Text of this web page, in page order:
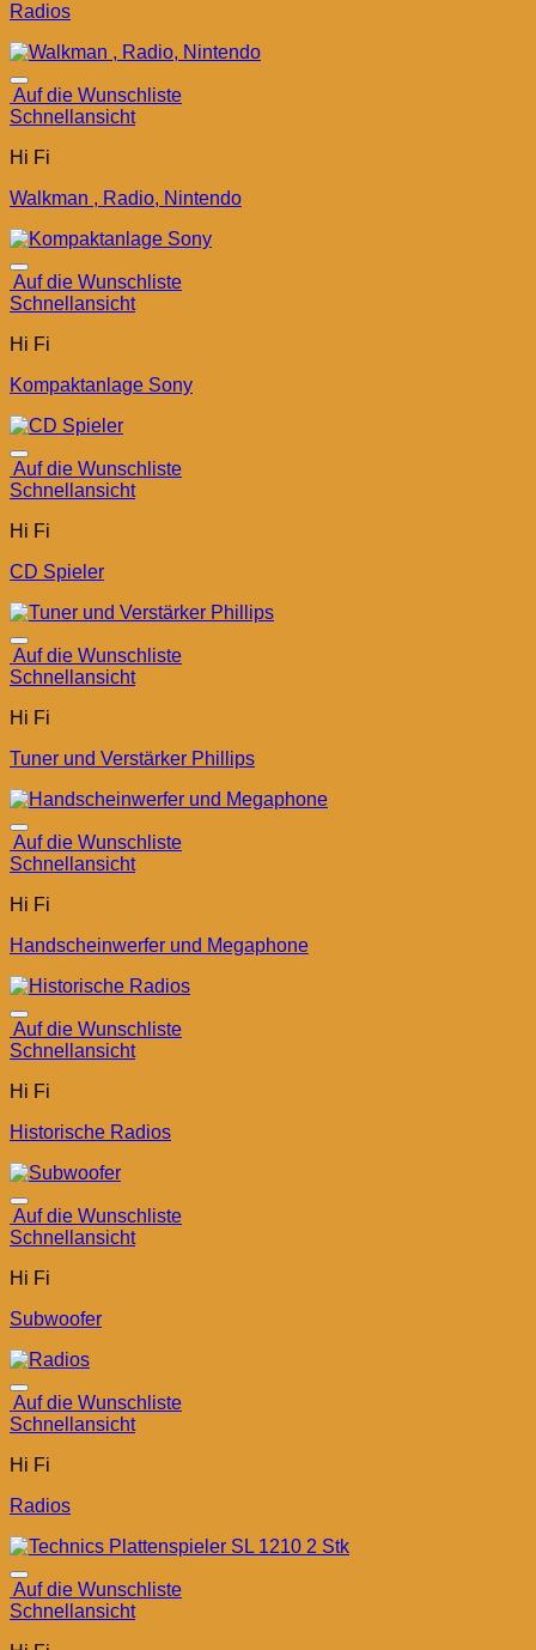
Radios
Auf die Wunschliste
Schnellansicht
Hi Fi
Walkman , Radio, Nintendo
Auf die Wunschliste
Schnellansicht
Hi Fi
Kompaktanlage Sony
Auf die Wunschliste
Schnellansicht
Hi Fi
CD Spieler
Auf die Wunschliste
Schnellansicht
Hi Fi
Tuner und Verstärker Phillips
Auf die Wunschliste
Schnellansicht
Hi Fi
Handscheinwerfer und Megaphone
Auf die Wunschliste
Schnellansicht
Hi Fi
Historische Radios
Auf die Wunschliste
Schnellansicht
Hi Fi
Subwoofer
Auf die Wunschliste
Schnellansicht
Hi Fi
Radios
Auf die Wunschliste
Schnellansicht